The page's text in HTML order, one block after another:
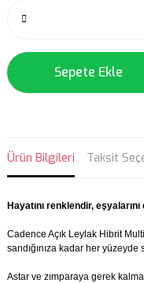
Sepete Ekle
Ürün Bilgileri Taksit
Hayatını renklendir,
Cadence Açık Leylak Hibrit
sandığınıza kadar her yüzeyde
Astar ve zımparaya gerek